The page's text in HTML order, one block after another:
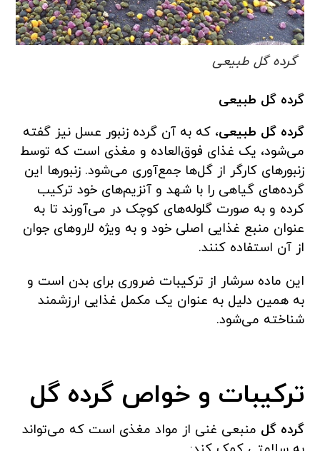
گرده گل طبیعی
گرده گل طبیعی
گرده گل طبیعی، که به آن گرده زنبور عسل نیز گفته
می‌شود، یک غذای فوق‌العاده و مغذی است که توسط
زنبورهای کارگر از گل‌ها جمع‌آوری می‌شود. زنبورها این
گرده‌های گیاهی را با شهد و آنزیم‌های خود ترکیب
کرده و به صورت گلوله‌های کوچک در می‌آورند تا به
عنوان منبع غذایی اصلی خود و به ویژه لاروهای جوان
از آن استفاده کنند.
این ماده سرشار از ترکیبات ضروری برای بدن است و
به همین دلیل به عنوان یک مکمل غذایی ارزشمند
شناخته می‌شود.
ترکیبات و خواص گرده گل
گرده گل منبعی غنی از مواد مغذی است که می‌تواند